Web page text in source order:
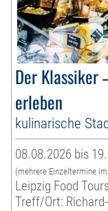
Der Klassiker
erleben
kulinarische
08.08.2026 bis
(mehrere Einzeltermine
Leipzig Food
Treff/Ort: